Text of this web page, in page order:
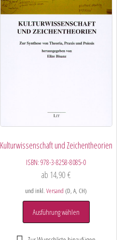
Kulturwissenschaft und Zeichentheorien
ISBN:978-3-8258-8085-0
ab 14,90€
und inkl.Versand (D, A, CH)
Ausführung wählen